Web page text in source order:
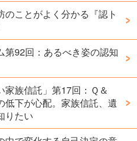
ことがよく分かる『認ト
第92回：あるべき姿の認知
族信託」第17回：Ｑ＆
下が心配。家族信託、遺
りたい